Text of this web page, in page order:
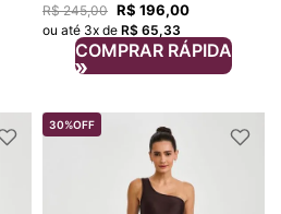
R$ 245,00 R$ 196,00
ou até 3x de R$ 65,33
COMPRAR RÁPIDA
30%OFF